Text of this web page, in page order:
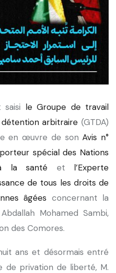
le Groupe de travail
arbitraire (GTDA)
en œuvre de sonAvis n°
spécial des Nations
la santé et l’Experte
de tous les droits de
âgées concernant la
Mohamed Sambi,
des Comores.
ans et désormais entré
de privation de liberté, M.